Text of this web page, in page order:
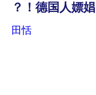
？！德国人嫖
田恬